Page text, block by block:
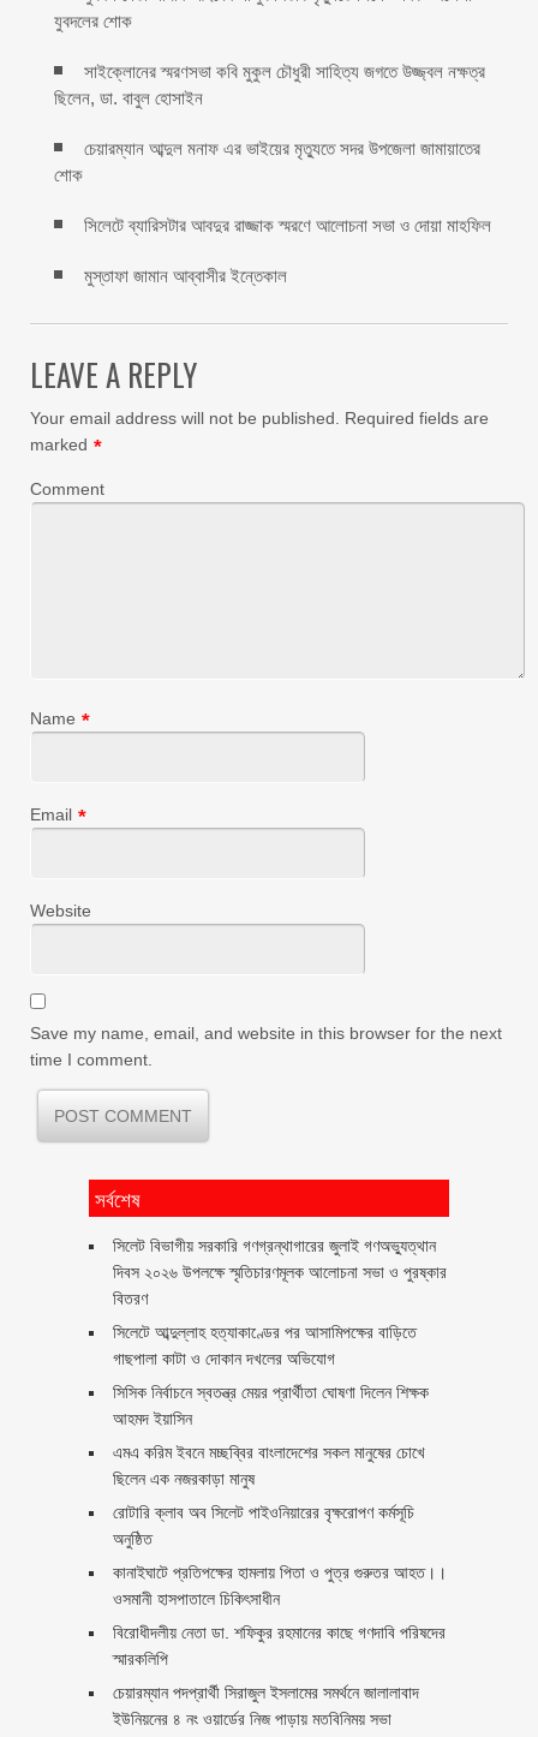
যুবদলের শোক
সাইক্লোনের স্মরণসভা কবি মুকুল চৌধুরী সাহিত্য জগতে উজ্জ্বল নক্ষত্র
ছিলেন, ডা. বাবুল হোসাইন
চেয়ারম্যান আব্দুল মনাফ এর ভাইয়ের মৃত্যুতে সদর উপজেলা জামায়াতের
শোক
সিলেটে ব্যারিসটার আবদুর রাজ্জাক স্মরণে আলোচনা সভা ও দোয়া মাহফিল
মুস্তাফা জামান আব্বাসীর ইন্তেকাল
LEAVE A REPLY
Your email address will not be published.
Required fields are
marked *
Comment
Name *
Email *
Website
Save my name, email, and website in this browser for the next
time I comment.
সর্বশেষ
সিলেট বিভাগীয় সরকারি গণগ্রন্থাগারের জুলাই গণঅভ্যুত্থান
দিবস ২০২৬ উপলক্ষে স্মৃতিচারণমূলক আলোচনা সভা ও পুরষ্কার
বিতরণ ‎ ‎
সিলেটে আব্দুল্লাহ হত্যাকাণ্ডের পর আসামিপক্ষের বাড়িতে
গাছপালা কাটা ও দোকান দখলের অভিযোগ
সিসিক নির্বাচনে স্বতন্ত্র মেয়র প্রার্থীতা ঘোষণা দিলেন শিক্ষক
আহমদ ইয়াসিন
এমএ করিম ইবনে মচ্ছব্বির বাংলাদেশের সকল মানুষের চোখে
ছিলেন এক নজরকাড়া মানুষ ‎
রোটারি ক্লাব অব সিলেট পাইওনিয়ারের বৃক্ষরোপণ কর্মসূচি
অনুষ্ঠিত
কানাইঘাটে প্রতিপক্ষের হামলায় পিতা ও পুত্র গুরুতর আহত।।
ওসমানী হাসপাতালে চিকিৎসাধীন
বিরোধীদলীয় নেতা ডা. শফিকুর রহমানের কাছে গণদাবি পরিষদের
স্মারকলিপি ‎
চেয়ারম্যান পদপ্রার্থী সিরাজুল ইসলামের সমর্থনে জালালাবাদ
ইউনিয়নের ৪ নং ওয়ার্ডের নিজ পাড়ায় মতবিনিময় সভা